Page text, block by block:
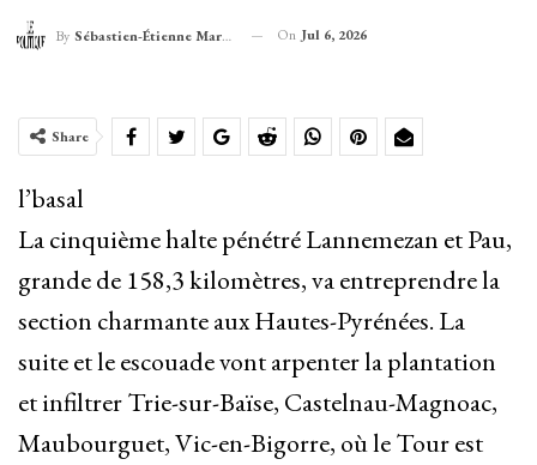
By Sébastien-Étienne Marechal On Jul 6, 2026
Share
l’basal
La cinquième halte pénétré Lannemezan et Pau,
grande de 158,3 kilomètres, va entreprendre la
section charmante aux Hautes-Pyrénées. La
suite et le escouade vont arpenter la plantation
et infiltrer Trie-sur-Baïse, Castelnau-Magnoac,
Maubourguet, Vic-en-Bigorre, où le Tour est